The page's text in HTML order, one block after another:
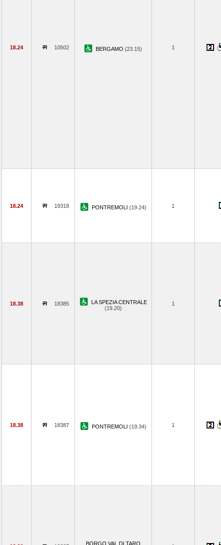
18.24 10502 BERGAMO (23.15) 1
18.24 19318 PONTREMOLI (19.24) 1
18.38 18385
LA SPEZIA CENTRALE
(19.20)
1
18.38 18387 PONTREMOLI (19.34) 1
BORGO VAL DI TARO